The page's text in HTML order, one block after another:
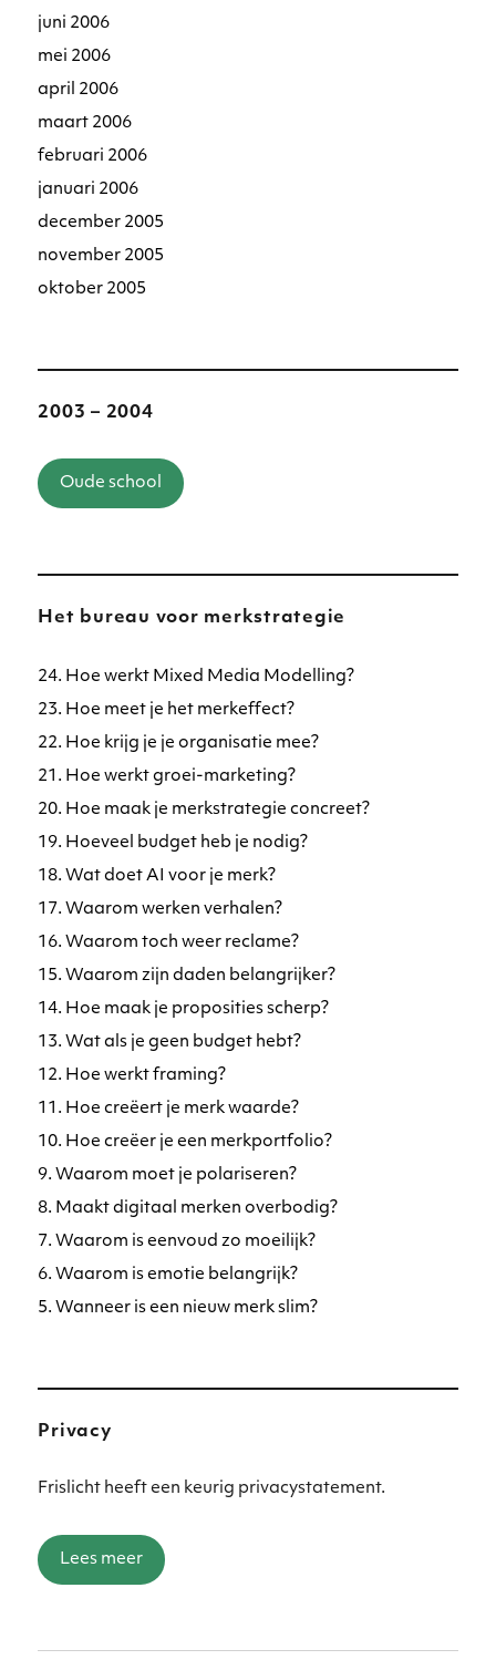
juni 2006
mei 2006
april 2006
maart 2006
februari 2006
januari 2006
december 2005
november 2005
oktober 2005
2003 – 2004
Oude school
Het bureau voor merkstrategie
24. Hoe werkt Mixed Media Modelling?
23. Hoe meet je het merkeffect?
22. Hoe krijg je je organisatie mee?
21. Hoe werkt groei-marketing?
20. Hoe maak je merkstrategie concreet?
19. Hoeveel budget heb je nodig?
18. Wat doet AI voor je merk?
17. Waarom werken verhalen?
16. Waarom toch weer reclame?
15. Waarom zijn daden belangrijker?
14. Hoe maak je proposities scherp?
13. Wat als je geen budget hebt?
12. Hoe werkt framing?
11. Hoe creëert je merk waarde?
10. Hoe creëer je een merkportfolio?
9. Waarom moet je polariseren?
8. Maakt digitaal merken overbodig?
7. Waarom is eenvoud zo moeilijk?
6. Waarom is emotie belangrijk?
5. Wanneer is een nieuw merk slim?
Privacy
Frislicht heeft een keurig privacystatement.
Lees meer